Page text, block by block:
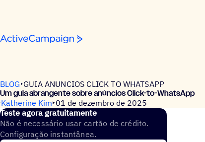
BLOG GUIA ANUNCIOS CLICK TO WHATSAPP
Um guia abrangente sobre anúncios Click-to-WhatsApp
Katherine Kim 01 de dezembro de 2025
Teste agora gratuitamente
Não é necessário usar cartão de crédito.
Configuração instantânea.